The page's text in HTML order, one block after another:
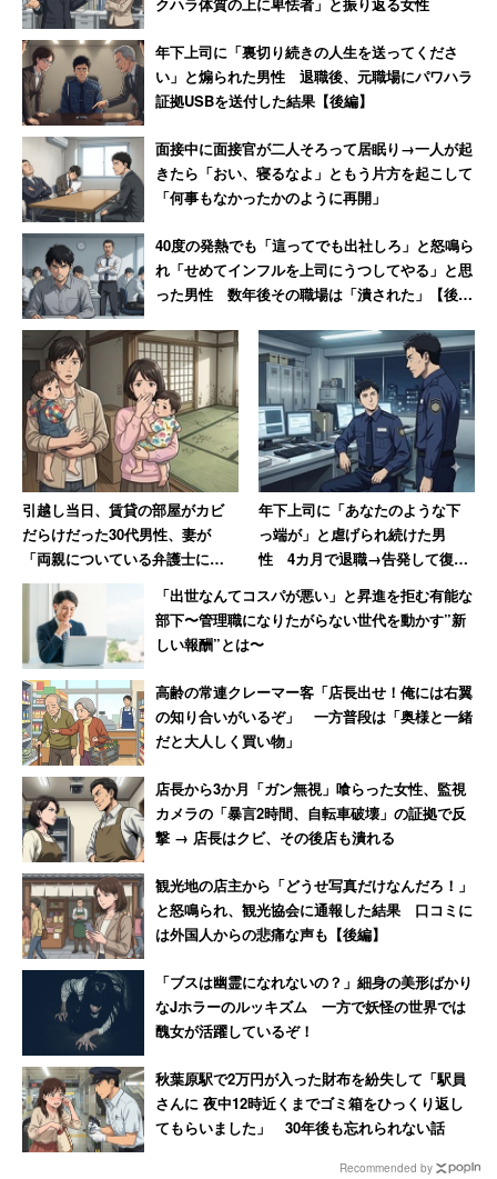
年下上司に「裏切り続きの人生を送ってくださ
い」と煽られた男性 退職後、元職場にパワハラ
証拠USBを送付した結果【後編】
面接中に面接官が二人そろって居眠り→一人が起
きたら「おい、寝るなよ」ともう片方を起こして
「何事もなかったかのように再開」
40度の発熱でも「這ってでも出社しろ」と怒鳴ら
れ「せめてインフルを上司にうつしてやる」と思
った男性 数年後その職場は「潰された」【後
引越し当日、賃貸の部屋がカビ
だらけだった30代男性、妻が
「両親についている弁護士に相
談しますね」と反撃した結果
年下上司に「あなたのような下
っ端が」と虐げられ続けた男
性 4カ月で退職→告発して復讐
「出世なんてコスパが悪い」と昇進を拒む有能な
部下〜管理職になりたがらない世代を動かす”新
しい報酬”とは〜
高齢の常連クレーマー客「店長出せ！俺には右翼
の知り合いがいるぞ」 一方普段は「奥様と一緒
だと大人しく買い物」
店長から3か月「ガン無視」喰らった女性、監視
カメラの「暴言2時間、自転車破壊」の証拠で反
撃 → 店長はクビ、その後店も潰れる
観光地の店主から「どうせ写真だけなんだろ！」
と怒鳴られ、観光協会に通報した結果 口コミに
は外国人からの悲痛な声も【後編】
「ブスは幽霊になれないの？」細身の美形ばかり
なJホラーのルッキズム 一方で妖怪の世界では
醜女が活躍しているぞ！
秋葉原駅で2万円が入った財布を紛失して「駅員
さんに 夜中12時近くまでゴミ箱をひっくり返し
てもらいました」 30年後も忘れられない話
Recommended by